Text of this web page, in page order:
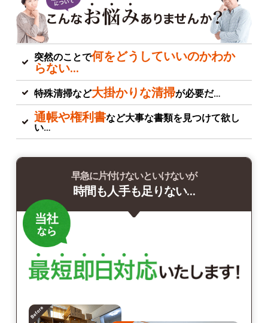
突然のことで何をどうしていいのかわか
らない…
特殊清掃など大掛かりな清掃が必要だ…
通帳や権利書など大事な書類を見つけて欲し
い…
早急に片付けないといけないが
時間も人手も足りない…